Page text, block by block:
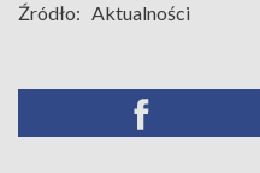
Źródło: Aktualności